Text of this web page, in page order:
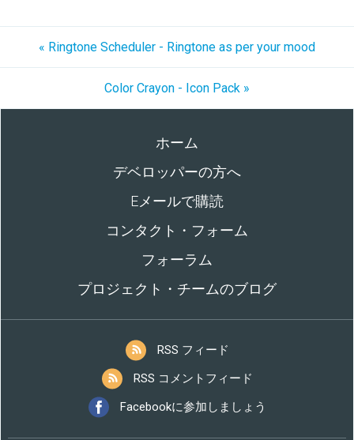
« Ringtone Scheduler - Ringtone as per your mood
Color Crayon - Icon Pack »
ホーム
デベロッパーの方へ
Eメールで購読
コンタクト・フォーム
フォーラム
プロジェクト・チームのブログ
RSS フィード
RSS コメントフィード
Facebookに参加しましょう